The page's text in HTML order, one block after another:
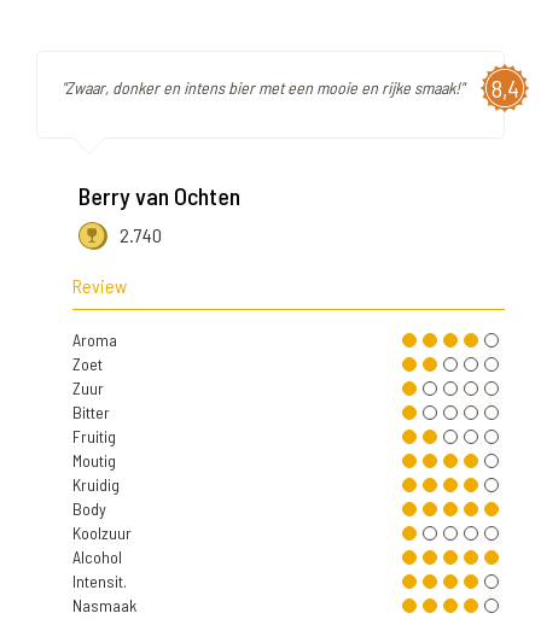
8,4
"Zwaar, donker en intens bier met een mooie en rijke smaak!"
Berry van Ochten
2.740
Review
Aroma
Zoet
Zuur
Bitter
Fruitig
Moutig
Kruidig
Body
Koolzuur
Alcohol
Intensit.
Nasmaak